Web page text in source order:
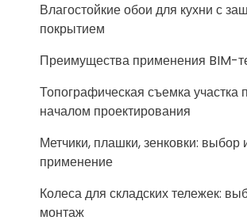
Влагостойкие обои для кухни с
покрытием
Преимущества применения BIM-
Топографическая съемка участка
началом проектирования
Метчики, плашки, зенковки: выбор
применение
Колеса для складских тележек:
монтаж